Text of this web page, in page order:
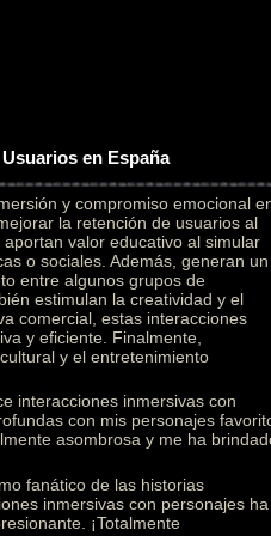
en España
y compromiso emocional
la retención de usuarios al
valor educativo al simular
o sociales. Además, generan un
entre algunos grupos de
estimulan la creatividad y el
comercial, estas interacciones
y eficiente. Finalmente,
y el entretenimiento
interacciones inmersivas con
con mis personajes
asombrosa y me ha
fanático de las historias
inmersivas con personajes ha
¡Totalmente